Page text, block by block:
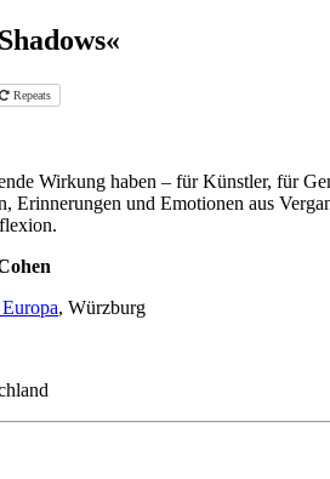
Repeats
Wirkung haben – für Künstler, für
und Emotionen aus
, Würzburg